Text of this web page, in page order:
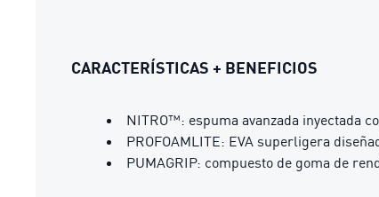
CARACTERÍSTICAS + BENEFICIOS
NITRO™: espuma avanzada inyectada
PROFOAMLITE: EVA superligera
PUMAGRIP: compuesto de goma de